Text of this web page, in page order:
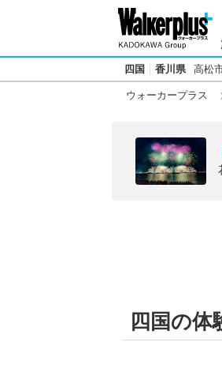
四国 香川県 高松
ウォーカープラス
四国の体